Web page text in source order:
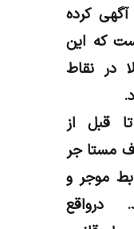
کرده
که این
در نقاط
اماکنی که قبل از سال ۶۲ تا قبل از
مستاجر
موجر و
باشند. درواقع